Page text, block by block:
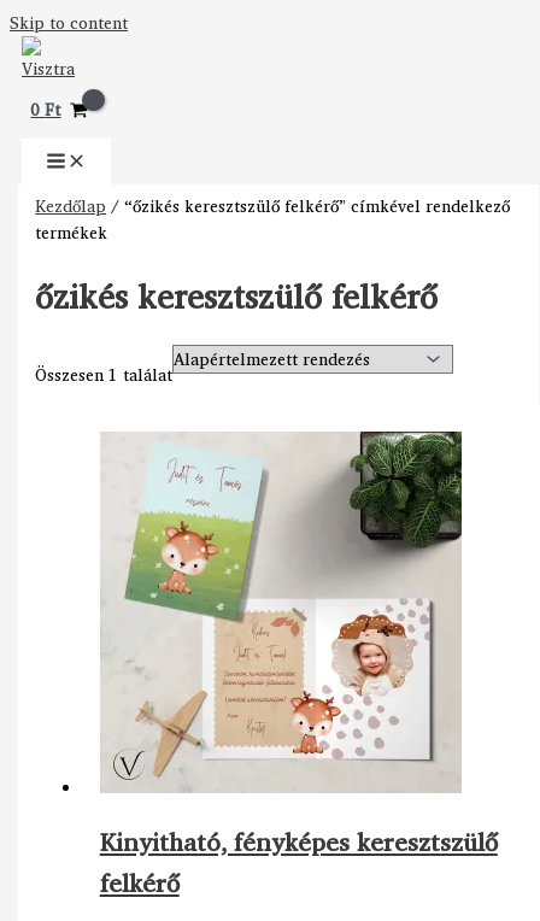
Skip to content
0Ft
Kezdőlap / “őzikés keresztszülő felkérő” címkével rendelkező
termékek
őzikés keresztszülő felkérő
Összesen 1 találat
Kinyitható, fényképes keresztszülő
felkérő